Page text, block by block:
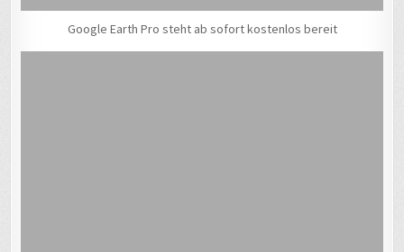
Google Earth Pro steht ab sofort kostenlos bereit